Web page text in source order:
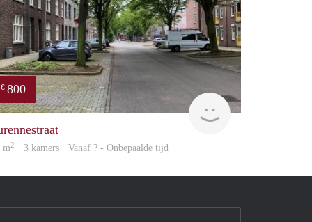
€ 800
finder
m2 · 3 kamers · Vanaf ? - Onbepaalde tijd